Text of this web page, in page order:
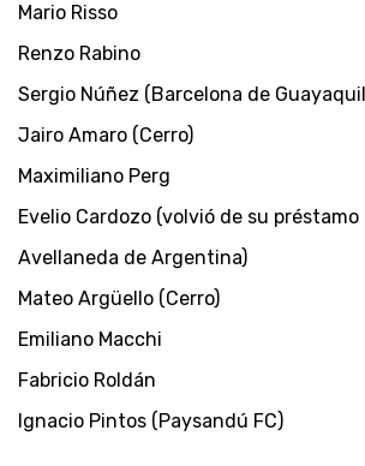
Mario Risso
Renzo Rabino
Sergio Núñez (Barcelona de
Jairo Amaro (Cerro)
Maximiliano Perg
Evelio Cardozo (volvió de su
Avellaneda de Argentina)
Mateo Argüello (Cerro)
Emiliano Macchi
Fabricio Roldán
Ignacio Pintos (Paysandú FC)